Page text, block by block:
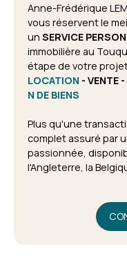
Anne-Frédérique
vous réservent le
un SERVICE
immobilière au
étape de votre
LOCATION - VENTE -
N DE BIENS
Plus qu'une
complet assuré par
passionnée,
l'Angleterre, la